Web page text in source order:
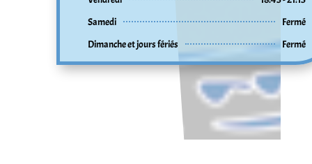
Samedi
Fermé
Dimanche et jours fériés
Fermé